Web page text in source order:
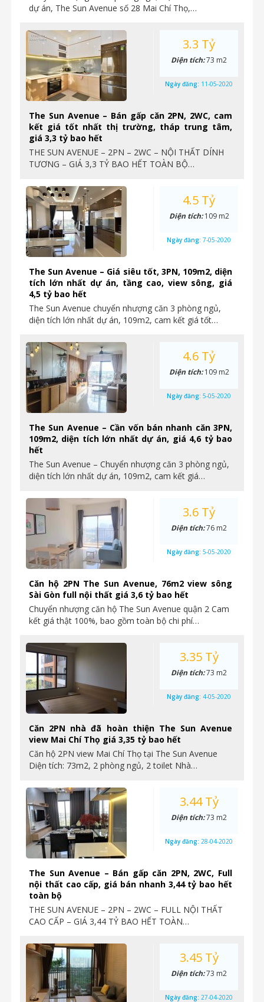
dự án, The Sun Avenue số 28 Mai Chí Thọ,…
The Sun Avenue – Bán gấp căn 2PN, 2WC, cam
kết giá tốt nhất thị trường, tháp trung tâm,
giá 3,3 tỷ bao hết
THE SUN AVENUE – 2PN – 2WC – NỘI THẤT DÍNH
TƯƠNG – GIÁ 3,3 TỶ BAO HẾT TOÀN BỘ…
3.3 Tỷ
Diện tích:73 m2
Ngày đăng: 11-05-2020
The Sun Avenue – Giá siêu tốt, 3PN, 109m2, diện
tích lớn nhất dự án, tầng cao, view sông, giá
4,5 tỷ bao hết
The Sun Avenue chuyển nhượng căn 3 phòng ngủ,
diện tích lớn nhất dự án, 109m2, cam kết giá tốt…
4.5 Tỷ
Diện tích:109 m2
Ngày đăng: 7-05-2020
The Sun Avenue – Cần vốn bán nhanh căn 3PN,
109m2, diện tích lớn nhất dự án, giá 4,6 tỷ bao
hết
The Sun Avenue – Chuyển nhượng căn 3 phòng ngủ,
diện tích lớn nhất dự án, 109m2, cam kết giá…
4.6 Tỷ
Diện tích:109 m2
Ngày đăng: 5-05-2020
Căn hộ 2PN The Sun Avenue, 76m2 view sông
Sài Gòn full nội thất giá 3,6 tỷ bao hết
Chuyển nhượng căn hộ The Sun Avenue quận 2 Cam
kết giá thật 100%, bao gồm toàn bộ chi phí…
3.6 Tỷ
Diện tích:76 m2
Ngày đăng: 5-05-2020
Căn 2PN nhà đã hoàn thiện The Sun Avenue
view Mai Chí Thọ giá 3,35 tỷ bao hết
Căn hộ 2PN view Mai Chí Thọ tại The Sun Avenue
Diện tích: 73m2, 2 phòng ngủ, 2 toilet Nhà…
3.35 Tỷ
Diện tích:73 m2
Ngày đăng: 4-05-2020
The Sun Avenue – Bán gấp căn 2PN, 2WC, Full
nội thất cao cấp, giá bán nhanh 3,44 tỷ bao hết
toàn bộ
THE SUN AVENUE – 2PN – 2WC – FULL NỘI THẤT
CAO CẤP – GIÁ 3,44 TỶ BAO HẾT TOÀN…
3.44 Tỷ
Diện tích:73 m2
Ngày đăng: 28-04-2020
3.45 Tỷ
Diện tích:73 m2
Ngày đăng: 27-04-2020